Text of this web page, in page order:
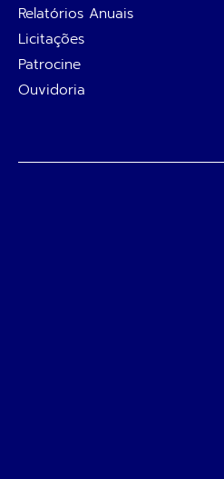
Relatórios Anuais
Licitações
Patrocine
Ouvidoria